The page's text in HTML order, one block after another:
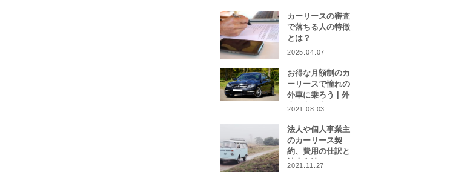
なったら…
カーリースの審査
で落ちる人の特徴
とは？
2025.04.07
お得な月額制のカ
ーリースで憧れの
外車に乗ろう | 外
車や高級車を取り
者をご紹介！
2021.08.03
法人や個人事業主
のカーリース契
約、費用の仕訳と
計上方法は？
2021.11.27